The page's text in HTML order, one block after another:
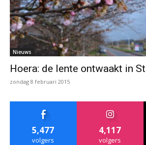
Nieuws
Hoera: de lente ontwaakt in
zondag 8 februari 2015
5,477
volgers
4,117
volgers